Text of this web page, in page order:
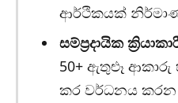
ආර්ථිකයක්
සම්ප්‍රදායික
50+ ඇතුළූ ආකාරු
කර වර්ධනය කරන